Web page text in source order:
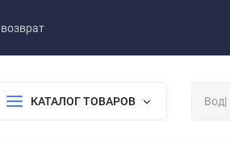
КАТАЛОГ ТОВАРОВ